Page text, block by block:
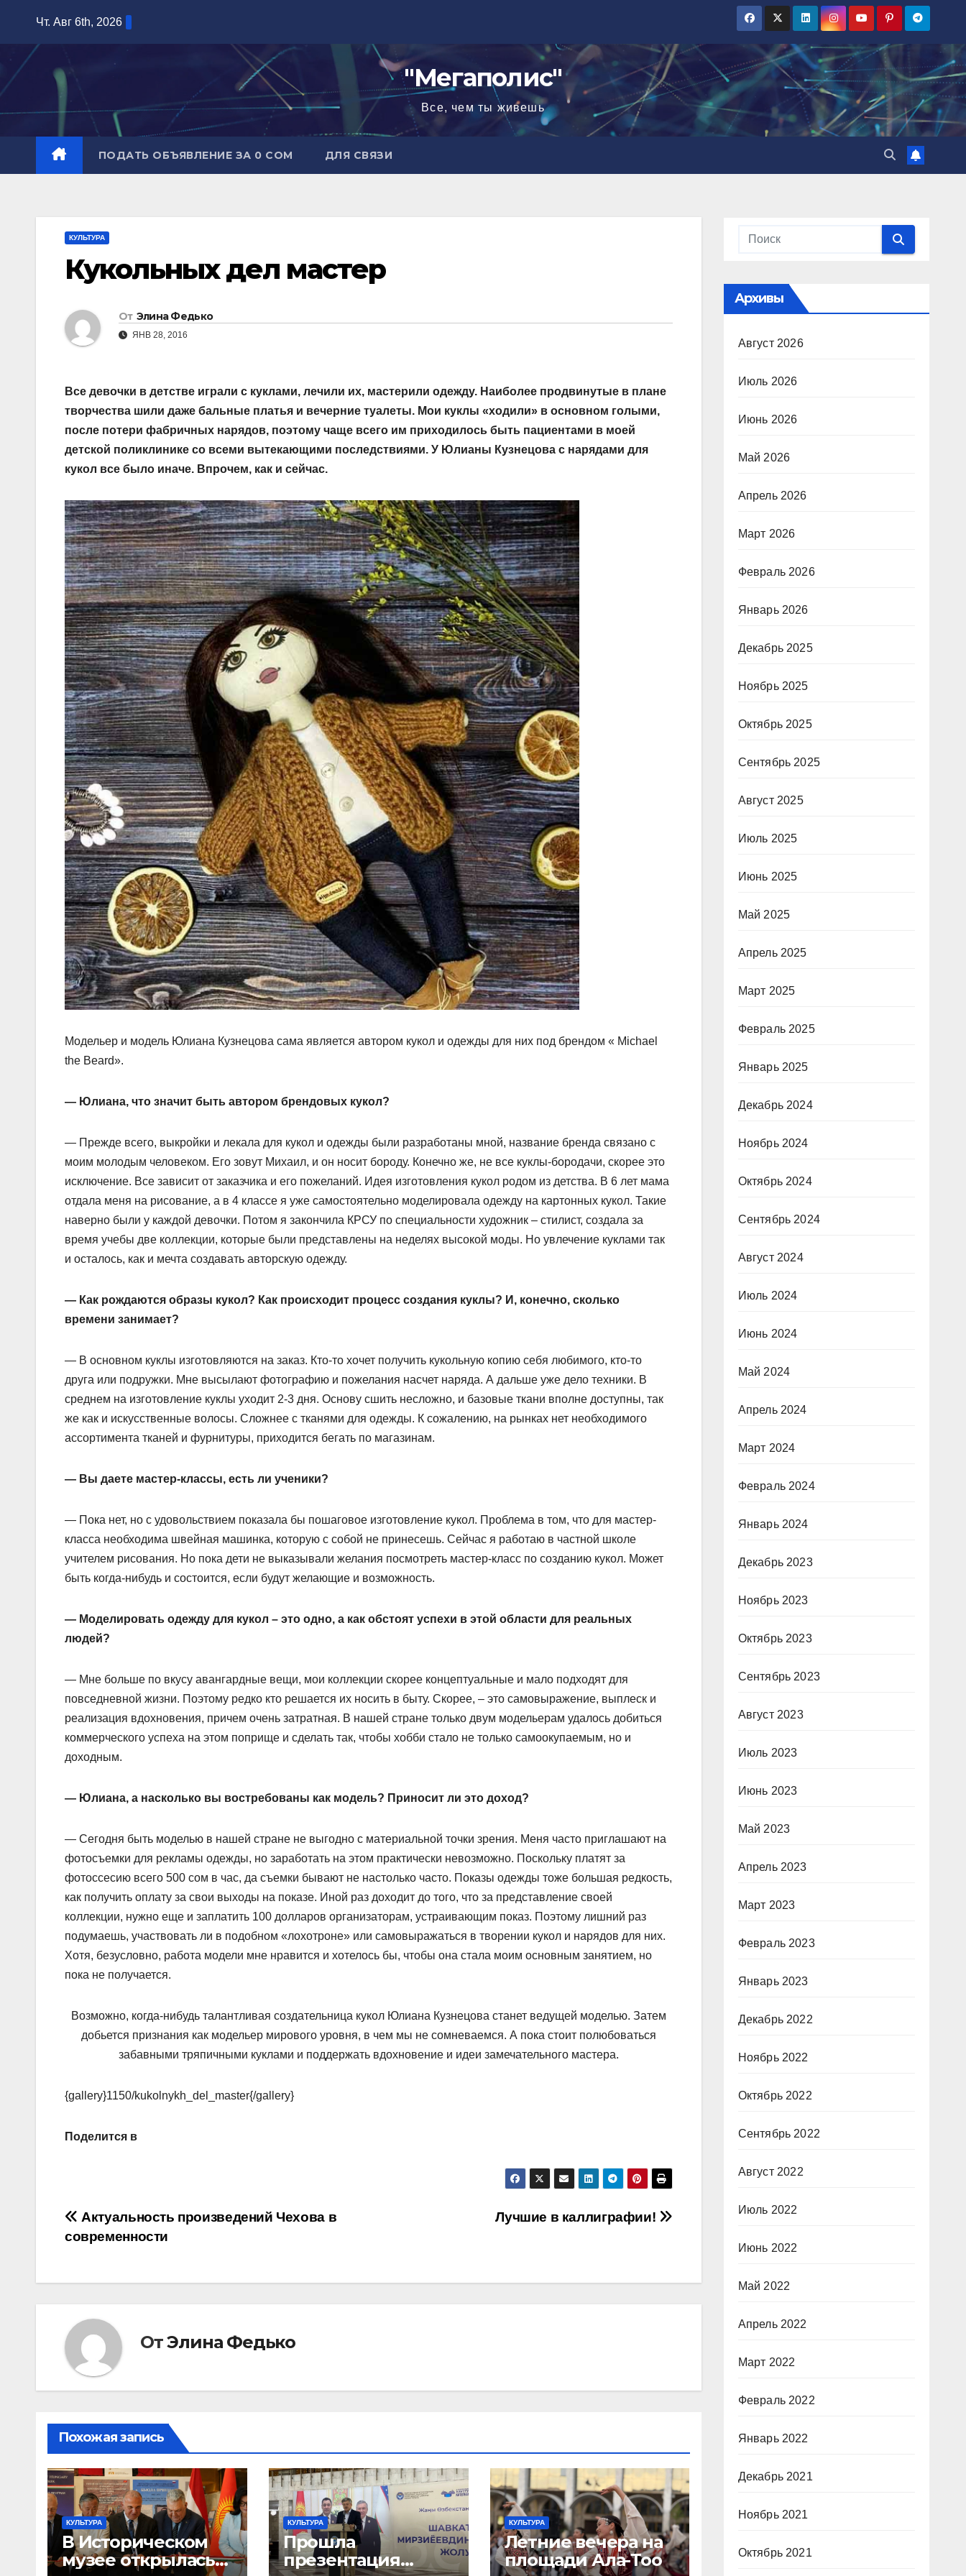
содержимому
Чт. Авг 6th, 2026
"Мегаполис"
Все, чем ты живешь
ПОДАТЬ ОБЪЯВЛЕНИЕ ЗА 0 СОМ ДЛЯ СВЯЗИ
КУЛЬТУРА
Кукольных дел мастер
От Элина Федько
ЯНВ 28, 2016
Все девочки в детстве играли с куклами, лечили их, мастерили одежду. Наиболее продвинутые в плане
творчества шили даже бальные платья и вечерние туалеты. Мои куклы «ходили» в основном голыми,
после потери фабричных нарядов, поэтому чаще всего им приходилось быть пациентами в моей
детской поликлинике со всеми вытекающими последствиями. У Юлианы Кузнецова с нарядами для
кукол все было иначе. Впрочем, как и сейчас.
Модельер и модель Юлиана Кузнецова сама является автором кукол и одежды для них под брендом « Michael
the Beard».
— Юлиана, что значит быть автором брендовых кукол?
— Прежде всего, выкройки и лекала для кукол и одежды были разработаны мной, название бренда связано с
моим молодым человеком. Его зовут Михаил, и он носит бороду. Конечно же, не все куклы-бородачи, скорее это
исключение. Все зависит от заказчика и его пожеланий. Идея изготовления кукол родом из детства. В 6 лет мама
отдала меня на рисование, а в 4 классе я уже самостоятельно моделировала одежду на картонных кукол. Такие
наверно были у каждой девочки. Потом я закончила КРСУ по специальности художник – стилист, создала за
время учебы две коллекции, которые были представлены на неделях высокой моды. Но увлечение куклами так
и осталось, как и мечта создавать авторскую одежду.
— Как рождаются образы кукол? Как происходит процесс создания куклы? И, конечно, сколько
времени занимает?
— В основном куклы изготовляются на заказ. Кто-то хочет получить кукольную копию себя любимого, кто-то
друга или подружки. Мне высылают фотографию и пожелания насчет наряда. А дальше уже дело техники. В
среднем на изготовление куклы уходит 2-3 дня. Основу сшить несложно, и базовые ткани вполне доступны, так
же как и искусственные волосы. Сложнее с тканями для одежды. К сожалению, на рынках нет необходимого
ассортимента тканей и фурнитуры, приходится бегать по магазинам.
— Вы даете мастер-классы, есть ли ученики?
— Пока нет, но с удовольствием показала бы пошаговое изготовление кукол. Проблема в том, что для мастер-
класса необходима швейная машинка, которую с собой не принесешь. Сейчас я работаю в частной школе
учителем рисования. Но пока дети не выказывали желания посмотреть мастер-класс по созданию кукол. Может
быть когда-нибудь и состоится, если будут желающие и возможность.
— Моделировать одежду для кукол – это одно, а как обстоят успехи в этой области для реальных
людей?
— Мне больше по вкусу авангардные вещи, мои коллекции скорее концептуальные и мало подходят для
повседневной жизни. Поэтому редко кто решается их носить в быту. Скорее, – это самовыражение, выплеск и
реализация вдохновения, причем очень затратная. В нашей стране только двум модельерам удалось добиться
коммерческого успеха на этом поприще и сделать так, чтобы хобби стало не только самоокупаемым, но и
доходным.
— Юлиана, а насколько вы востребованы как модель? Приносит ли это доход?
— Сегодня быть моделью в нашей стране не выгодно с материальной точки зрения. Меня часто приглашают на
фотосъемки для рекламы одежды, но заработать на этом практически невозможно. Поскольку платят за
фотоссесию всего 500 сом в час, да съемки бывают не настолько часто. Показы одежды тоже большая редкость,
как получить оплату за свои выходы на показе. Иной раз доходит до того, что за представление своей
коллекции, нужно еще и заплатить 100 долларов организаторам, устраивающим показ. Поэтому лишний раз
подумаешь, участвовать ли в подобном «лохотроне» или самовыражаться в творении кукол и нарядов для них.
Хотя, безусловно, работа модели мне нравится и хотелось бы, чтобы она стала моим основным занятием, но
пока не получается.
Возможно, когда-нибудь талантливая создательница кукол Юлиана Кузнецова станет ведущей моделью. Затем
добьется признания как модельер мирового уровня, в чем мы не сомневаемся. А пока стоит полюбоваться
забавными тряпичными куклами и поддержать вдохновение и идеи замечательного мастера.
{gallery}1150/kukolnykh_del_master{/gallery}
Поделится в
Навигация
по
записям
Лучшие в каллиграфии!
Актуальность произведений Чехова в
современности
ОтЭлина Федько
Похожая запись
КУЛЬТУРА
В Историческом
музее открылась
КУЛЬТУРА
Прошла
презентация
КУЛЬТУРА
Летние вечера на
площади Ала-Тоо
Архивы
Август 2026
Июль 2026
Июнь 2026
Май 2026
Апрель 2026
Март 2026
Февраль 2026
Январь 2026
Декабрь 2025
Ноябрь 2025
Октябрь 2025
Сентябрь 2025
Август 2025
Июль 2025
Июнь 2025
Май 2025
Апрель 2025
Март 2025
Февраль 2025
Январь 2025
Декабрь 2024
Ноябрь 2024
Октябрь 2024
Сентябрь 2024
Август 2024
Июль 2024
Июнь 2024
Май 2024
Апрель 2024
Март 2024
Февраль 2024
Январь 2024
Декабрь 2023
Ноябрь 2023
Октябрь 2023
Сентябрь 2023
Август 2023
Июль 2023
Июнь 2023
Май 2023
Апрель 2023
Март 2023
Февраль 2023
Январь 2023
Декабрь 2022
Ноябрь 2022
Октябрь 2022
Сентябрь 2022
Август 2022
Июль 2022
Июнь 2022
Май 2022
Апрель 2022
Март 2022
Февраль 2022
Январь 2022
Декабрь 2021
Ноябрь 2021
Октябрь 2021